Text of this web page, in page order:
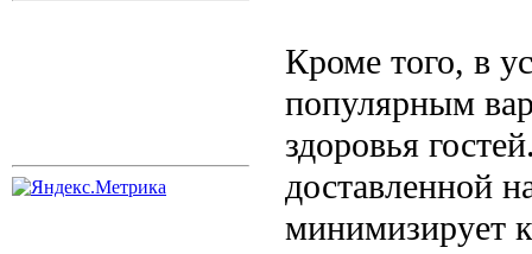
Кроме того, в
популярным
здоровья
доставленной
минимизирует